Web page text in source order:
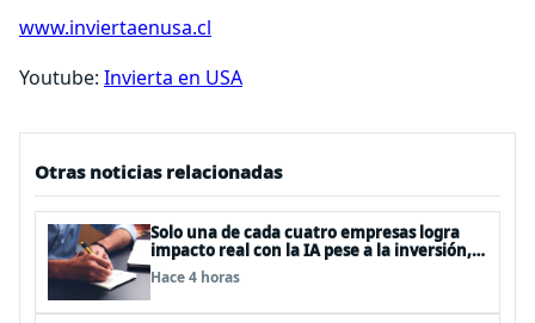
www.inviertaenusa.cl
Youtube: Invierta en USA
Otras noticias relacionadas
Solo una de cada cuatro empresas logra
impacto real con la IA pese a la inversión,
según el Foro Económico Mundial
Hace 4 horas